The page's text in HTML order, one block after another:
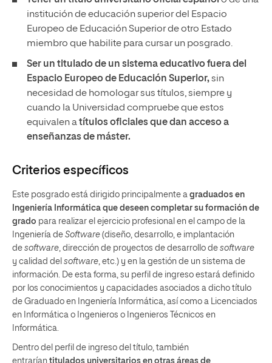
institución de educación superior del Espacio
Europeo de Educación Superior de otro Estado
miembro que habilite para cursar un posgrado.
Ser un titulado de un sistema educativo fuera del
Espacio Europeo de Educación Superior,sin
necesidad de homologar sus títulos, siempre y
cuando la Universidad compruebe que estos
equivalen atítulos oficiales que dan acceso a
enseñanzas de máster.
Criterios específicos
Este posgrado está dirigido principalmente a graduados en
Ingeniería Informática que deseen completar su formación de
grado para realizar el ejercicio profesional en el campo de la
Ingeniería de Software (diseño, desarrollo, e implantación
de software, dirección de proyectos de desarrollo de software
y calidad del software, etc.) y en la gestión de un sistema de
información. De esta forma, su perfil de ingreso estará definido
por los conocimientos y capacidades asociados a dicho título
de Graduado en Ingeniería Informática, así como a Licenciados
en Informática o Ingenieros o Ingenieros Técnicos en
Informática.
Dentro del perfil de ingreso del título, también
entrarían titulados universitarios en otras áreas de